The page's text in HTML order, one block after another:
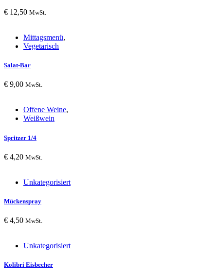
€ 12,50 MwSt.
Mittagsmenü,
Vegetarisch
Salat-Bar
€ 9,00 MwSt.
Offene Weine,
Weißwein
Spritzer 1/4
€ 4,20 MwSt.
Unkategorisiert
Mückenspray
€ 4,50 MwSt.
Unkategorisiert
Kolibri Eisbecher